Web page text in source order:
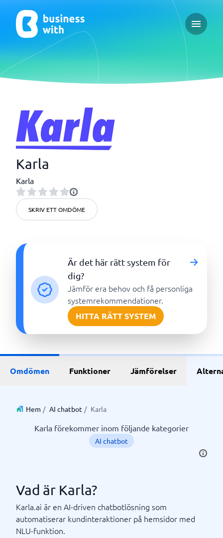
Open
Karla
Karla
SKRIV ETT OMDÖME
Är det här rätt system för
dig?
Jämför era behov och få personliga
systemrekommendationer.
HITTA RÄTT SYSTEM
Omdömen Funktioner Jämförelser
Hem / AI chatbot / Karla
Karla förekommer inom följande kategorier
AI chatbot
Vad är Karla?
Karla.ai är en AI-driven chatbotlösning som
automatiserar kundinteraktioner på hemsidor med
NLU-funktion.